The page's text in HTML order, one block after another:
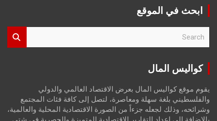
ابحث في الموقع
r
كواليس المال
يقوم موقع كواليس المال بعرض الاقتصاد العالمي والدولي
والفلسطيني بلغة سهلة ومعاصرة، لتصل إلى كافة فئات المجتمع
وشرائحه، وذلك لجعله جزءاً من الصورة الاقتصادية المحلية والعالمية،